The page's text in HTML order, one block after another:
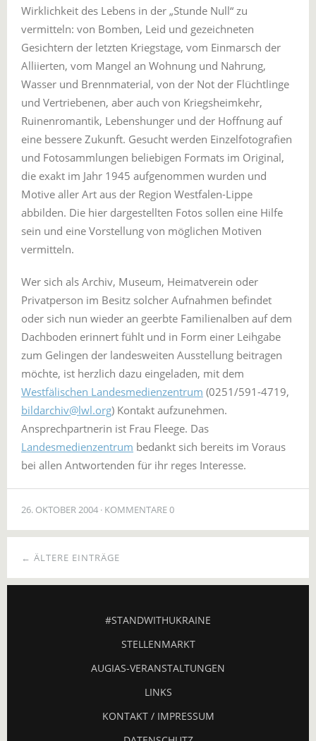
Wirklichkeit des Lebens in der „Stunde Null“ zu
vermitteln: von Bomben, Leid und gezeichneten
Gesichtern der letzten Kriegstage, vom Einmarsch der
Alliierten, vom Mangel an Wohnung und Nahrung,
Wasser und Brennmaterial, von der Not der Flüchtlinge
und Vertriebenen, aber auch von Kriegsheimkehr,
Ruinenromantik, Lebenshunger und der Hoffnung auf
eine bessere Zukunft. Gesucht werden Einzelfotografien
und Fotosammlungen beliebigen Formats im Original,
die exakt im Jahr 1945 aufgenommen wurden und
Motive aller Art aus der Region Westfalen-Lippe
abbilden. Die hier dargestellten Fotos sollen eine Hilfe
sein und eine Vorstellung von möglichen Motiven
vermitteln.
Wer sich als Archiv, Museum, Heimatverein oder
Privatperson im Besitz solcher Aufnahmen befindet
oder sich nun wieder an geerbte Familienalben auf dem
Dachboden erinnert fühlt und in Form einer Leihgabe
zum Gelingen der landesweiten Ausstellung beitragen
möchte, ist herzlich dazu eingeladen, mit dem
Westfälischen Landesmedienzentrum (0251/591-4719,
bildarchiv@lwl.org) Kontakt aufzunehmen.
Ansprechpartnerin ist Frau Fleege. Das
Landesmedienzentrum bedankt sich bereits im Voraus
bei allen Antwortenden für ihr reges Interesse.
26. OKTOBER 2004 KOMMENTARE 0
← ÄLTERE EINTRÄGE
#STANDWITHUKRAINE
STELLENMARKT
AUGIAS-VERANSTALTUNGEN
LINKS
KONTAKT / IMPRESSUM